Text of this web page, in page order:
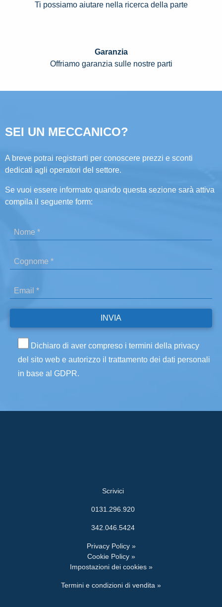
Ti possiamo aiutare nella ricerca della parte
Garanzia
Offriamo garanzia sulle nostre parti
SEI UN MECCANICO?
A breve potrai registrarti per conoscere prezzi e sconti
dedicati agli operatori del settore.
Se vuoi essere informato quando questa sezione sarà attiva
compila il seguente form:
Dichiaro di aver compreso i termini della privacy
del sito web e autorizzo il trattamento dei dati personali
in base al GDPR.
Scrivici
0131.296.920
342.046.5424
Privacy Policy »
Cookie Policy »
Impostazioni dei cookies »
Termini e condizioni di vendita »